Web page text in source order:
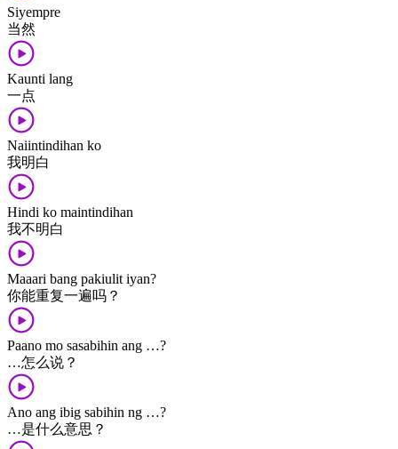
Siyempre
当然
Kaunti lang
一点
Naiintindihan ko
我​明白
Hindi ko maintindihan
我​不​明白
Maaari bang pakiulit iyan?
你​能​重复​一遍​吗？
Paano mo sasabihin ang …?
…​怎么​说？
Ano ang ibig sabihin ng …?
…​是​什么​意思？